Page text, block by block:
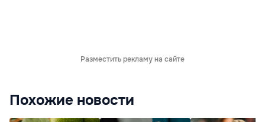
Разместить рекламу на сайте
Похожие новости